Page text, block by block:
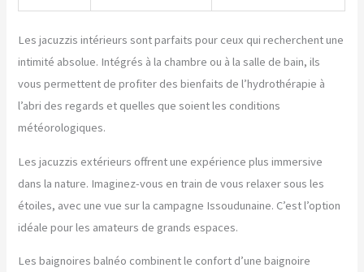
Les jacuzzis intérieurs sont parfaits pour ceux qui recherchent une
intimité absolue. Intégrés à la chambre ou à la salle de bain, ils
vous permettent de profiter des bienfaits de l’hydrothérapie à
l’abri des regards et quelles que soient les conditions
météorologiques.
Les jacuzzis extérieurs offrent une expérience plus immersive
dans la nature. Imaginez-vous en train de vous relaxer sous les
étoiles, avec une vue sur la campagne Issoudunaine. C’est l’option
idéale pour les amateurs de grands espaces.
Les baignoires balnéo combinent le confort d’une baignoire